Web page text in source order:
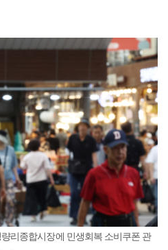
리종합시장에 민생회복 소비쿠폰 관